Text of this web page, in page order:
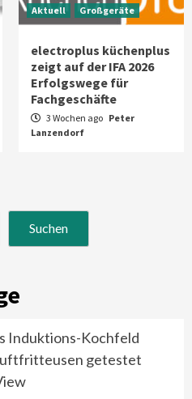
Aktuell Großgeräte
electroplus küchenplus
zeigt auf der IFA 2026
Erfolgswege für
Fachgeschäfte
3 Wochen ago Peter
Lanzendorf
Suchen
Induktions-Kochfeld
getestet